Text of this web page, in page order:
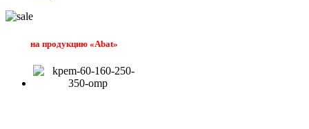
на продукцию «Abat»